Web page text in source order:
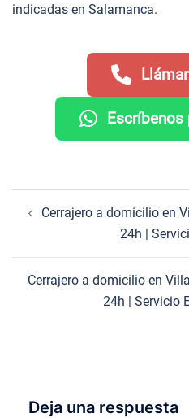
indicadas en Salamanca.
Escríbenos
de
Cerrajero a domicilio en
24h |
Cerrajero a domicilio en
24h | Servicio
Deja una respuesta